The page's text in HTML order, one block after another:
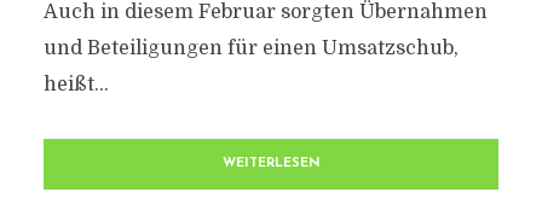
Auch in diesem Februar sorgten Übernahmen
und Beteiligungen für einen Umsatzschub,
heißt...
WEITERLESEN